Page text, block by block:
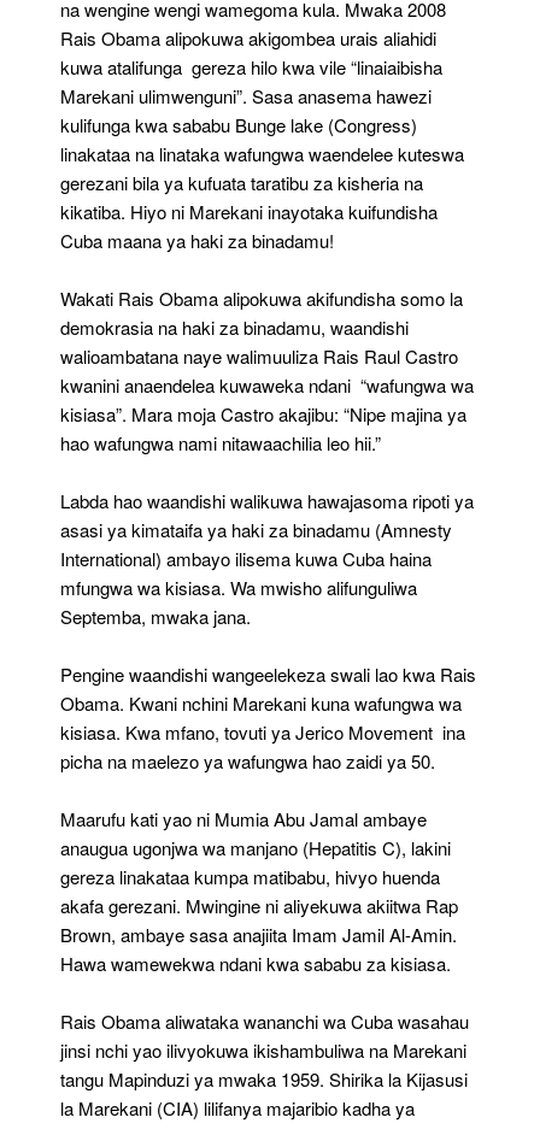
na wengine wengi wamegoma kula. Mwaka 2008
Rais Obama alipokuwa akigombea urais aliahidi
kuwa atalifunga gereza hilo kwa vile “linaiaibisha
Marekani ulimwenguni”. Sasa anasema hawezi
kulifunga kwa sababu Bunge lake (Congress)
linakataa na linataka wafungwa waendelee kuteswa
gerezani bila ya kufuata taratibu za kisheria na
kikatiba. Hiyo ni Marekani inayotaka kuifundisha
Cuba maana ya haki za binadamu!
Wakati Rais Obama alipokuwa akifundisha somo la
demokrasia na haki za binadamu, waandishi
walioambatana naye walimuuliza Rais Raul Castro
kwanini anaendelea kuwaweka ndani “wafungwa wa
kisiasa”. Mara moja Castro akajibu: “Nipe majina ya
hao wafungwa nami nitawaachilia leo hii.”
Labda hao waandishi walikuwa hawajasoma ripoti ya
asasi ya kimataifa ya haki za binadamu (Amnesty
International) ambayo ilisema kuwa Cuba haina
mfungwa wa kisiasa. Wa mwisho alifunguliwa
Septemba, mwaka jana.
Pengine waandishi wangeelekeza swali lao kwa Rais
Obama. Kwani nchini Marekani kuna wafungwa wa
kisiasa. Kwa mfano, tovuti ya Jerico Movement ina
picha na maelezo ya wafungwa hao zaidi ya 50.
Maarufu kati yao ni Mumia Abu Jamal ambaye
anaugua ugonjwa wa manjano (Hepatitis C), lakini
gereza linakataa kumpa matibabu, hivyo huenda
akafa gerezani. Mwingine ni aliyekuwa akiitwa Rap
Brown, ambaye sasa anajiita Imam Jamil Al-Amin.
Hawa wamewekwa ndani kwa sababu za kisiasa.
Rais Obama aliwataka wananchi wa Cuba wasahau
jinsi nchi yao ilivyokuwa ikishambuliwa na Marekani
tangu Mapinduzi ya mwaka 1959. Shirika la Kijasusi
la Marekani (CIA) lilifanya majaribio kadha ya